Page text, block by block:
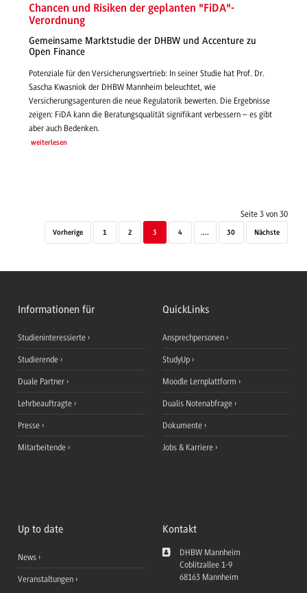
Chancen und Risiken der geplanten "FiDA"-
Verordnung
Gemeinsame Marktstudie der DHBW und Accenture zu
Open Finance
Potenziale für den Versicherungsvertrieb: In seiner Studie hat Prof. Dr.
Sascha Kwasniok der DHBW Mannheim beleuchtet, wie
Versicherungsagenturen die neue Regulatorik bewerten. Die Ergebnisse
zeigen: FiDA kann die Beratungsqualität signifikant verbessern – es gibt
aber auch Bedenken.
weiterlesen
Seite 3 von 30
Vorherige 1 2 3 4 .... 30 Nächste
Informationen für
Studieninteressierte
Studierende
Duale Partner
Lehrbeauftragte
Presse
Mitarbeitende
QuickLinks
Ansprechpersonen
StudyUp
Moodle Lernplattform
Dualis Notenabfrage
Dokumente
Jobs & Karriere
Up to date
News
Veranstaltungen
Kontakt
DHBW Mannheim
Coblitzallee 1-9
68163 Mannheim